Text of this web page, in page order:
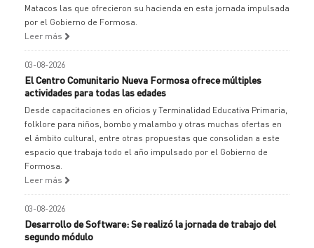
Matacos las que ofrecieron su hacienda en esta jornada impulsada
por el Gobierno de Formosa.
Leer más
03-08-2026
El Centro Comunitario Nueva Formosa ofrece múltiples
actividades para todas las edades
Desde capacitaciones en oficios y Terminalidad Educativa Primaria,
folklore para niños, bombo y malambo y otras muchas ofertas en
el ámbito cultural, entre otras propuestas que consolidan a este
espacio que trabaja todo el año impulsado por el Gobierno de
Formosa.
Leer más
03-08-2026
Desarrollo de Software: Se realizó la jornada de trabajo del
segundo módulo